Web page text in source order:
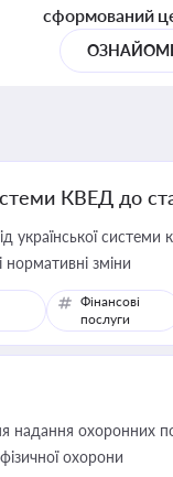
сформований
КВЕД до
української системи
зміни
Фінансові
послуги
надання охоронних
охорони